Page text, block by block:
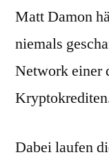
Matt Damon
niemals
Network einer
Dabei laufen